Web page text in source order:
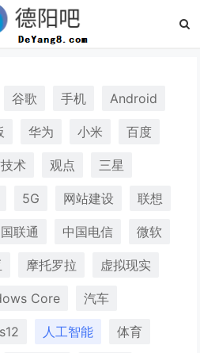
谷歌 手机 Android
华为 小米 百度
术 观点 三星
5G 网站建设 联想
联通 中国电信 微软
摩托罗拉 虚拟现实
Core 汽车
人工智能 体育